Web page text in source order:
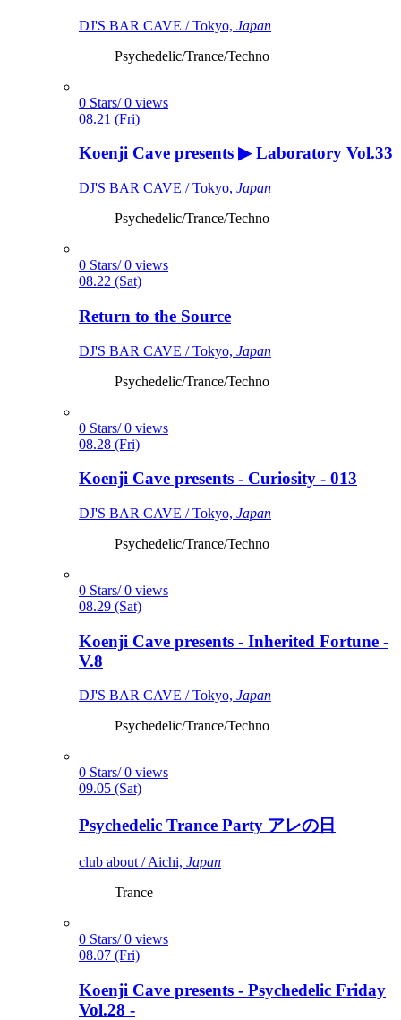
DJ'S BAR CAVE / Tokyo, Japan
Psychedelic/Trance/Techno
0 Stars/ 0 views
08.21 (Fri)
Koenji Cave presents ▶ Laboratory Vol.33
DJ'S BAR CAVE / Tokyo, Japan
Psychedelic/Trance/Techno
0 Stars/ 0 views
08.22 (Sat)
Return to the Source
DJ'S BAR CAVE / Tokyo, Japan
Psychedelic/Trance/Techno
0 Stars/ 0 views
08.28 (Fri)
Koenji Cave presents - Curiosity - 013
DJ'S BAR CAVE / Tokyo, Japan
Psychedelic/Trance/Techno
0 Stars/ 0 views
08.29 (Sat)
Koenji Cave presents - Inherited Fortune -
V.8
DJ'S BAR CAVE / Tokyo, Japan
Psychedelic/Trance/Techno
0 Stars/ 0 views
09.05 (Sat)
Psychedelic Trance Party アレの日
club about / Aichi, Japan
Trance
0 Stars/ 0 views
08.07 (Fri)
Koenji Cave presents - Psychedelic Friday
Vol.28 -